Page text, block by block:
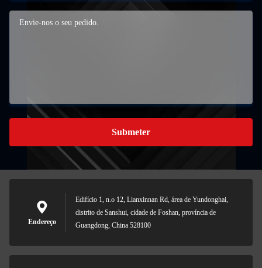
Submeter
Endereço
Edifício 1, n.o 12, Lianxinnan Rd, área de Yundonghai,
distrito de Sanshui, cidade de Foshan, província de
Guangdong, China 528100